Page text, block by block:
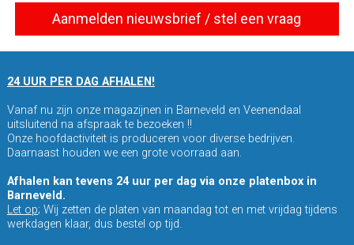
Aanmelden nieuwsbrief / stel een vraag
24 UUR PER DAG AFHALEN!
Vanaf nu zijn onze magazijnen in Barneveld en Veenendaal
uitsluitend na afspraak te bezoeken !!
Onze hoofdactiviteit is produceren voor diverse bedrijven.
Daarnaast houden we een grote voorraad aan.
Afhalen kan tevens 24 uur per dag via onze platenbox in
Barneveld.
Let op; Wij zetten de platen van maandag tot en met vrijdag tijdens
werkdagen klaar, dus bestel op tijd.